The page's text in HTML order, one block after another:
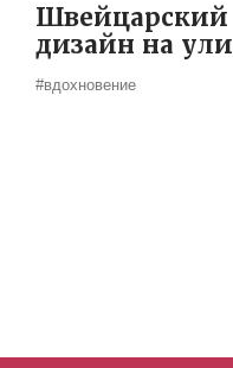
дизайн на
#вдохновение